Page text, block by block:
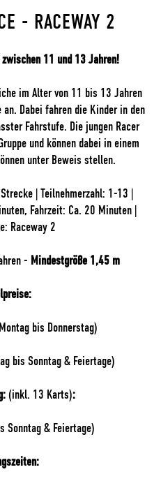
- RACEWAY 2
zwischen 11 und 13 Jahren!
im Alter von 11 bis 13 Jahren
Dabei fahren die Kinder in den
Fahrstufe. Die jungen Racer
und können dabei in einem
unter Beweis stellen.
| Teilnehmerzahl: 1-13 |
Fahrzeit: Ca. 20 Minuten |
Raceway 2
- Mindestgröße 1,45 m
bis Donnerstag)
bis Sonntag & Feiertage)
(inkl. 13 Karts):
Sonntag & Feiertage)